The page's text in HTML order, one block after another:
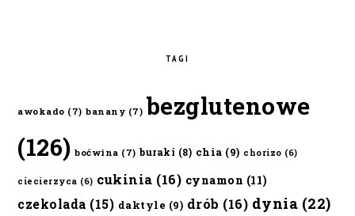
TAGI
awokado (7) banany (7) bezglutenowe
(126) boćwina (7) buraki (8) chia (9) chorizo (6)
ciecierzyca (6) cukinia (16) cynamon (11)
czekolada (15) daktyle (9) drób (16) dynia (22)